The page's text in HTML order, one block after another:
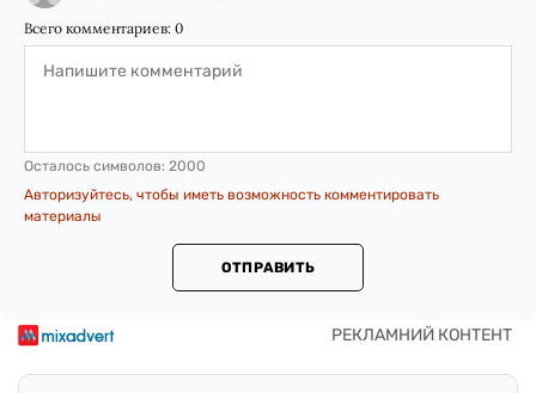
Всего комментариев: 0
Осталось символов: 2000
Авторизуйтесь, чтобы иметь возможность комментировать
материалы
ОТПРАВИТЬ